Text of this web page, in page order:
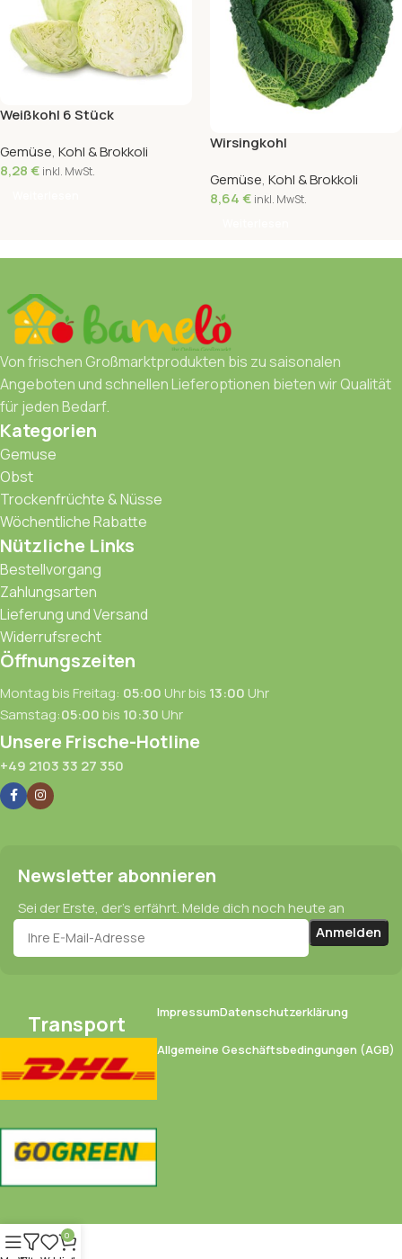
Weißkohl 6 Stück
Gemüse, Kohl & Brokkoli
8,28€ inkl. MwSt.
Wirsingkohl
Gemüse, Kohl & Brokkoli
8,64€ inkl. MwSt.
Von frischen Großmarktprodukten bis zu saisonalen
Angeboten und schnellen Lieferoptionen bieten wir Qualität
für jeden Bedarf.
Kategorien
Gemuse
Obst
Trockenfrüchte & Nüsse
Wöchentliche Rabatte
Nützliche Links
Bestellvorgang
Zahlungsarten
Lieferung und Versand
Widerrufsrecht
Öffnungszeiten
Montag bis Freitag: 05:00 Uhr bis 13:00 Uhr
Samstag:05:00bis 10:30 Uhr
Unsere Frische-Hotline
+49 2103 33 27 350
Newsletter abonnieren
Sei der Erste, der’s erfährt. Melde dich noch heute an
Transport ImpressumDatenschutzerklärung
Allgemeine Geschäftsbedingungen (AGB)
0